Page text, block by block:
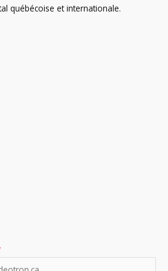
québécoise et internationale.